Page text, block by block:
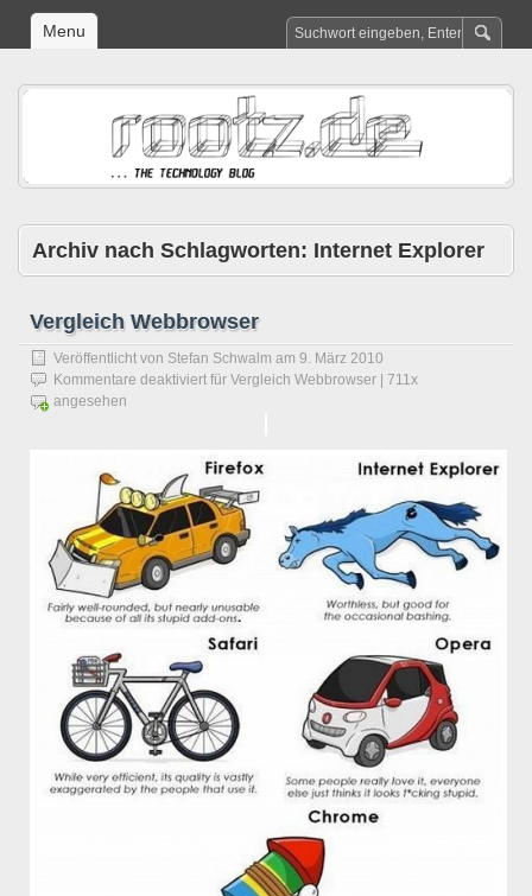
Menu
Archiv nach Schlagworten: Internet Explorer
Vergleich Webbrowser
Veröffentlicht von Stefan Schwalm am 9. März 2010
Kommentare deaktiviert für Vergleich Webbrowser | 711x
angesehen